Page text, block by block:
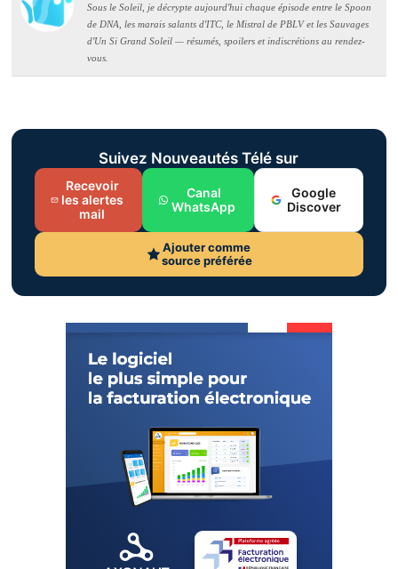
Sous le Soleil, je décrypte aujourd'hui chaque épisode entre le Spoon
de DNA, les marais salants d'ITC, le Mistral de PBLV et les Sauvages
d'Un Si Grand Soleil — résumés, spoilers et indiscrétions au rendez-
vous.
Suivez Nouveautés Télé sur
Recevoir
les alertes
mail
Canal
WhatsApp
Google
Discover
Ajouter comme
source préférée